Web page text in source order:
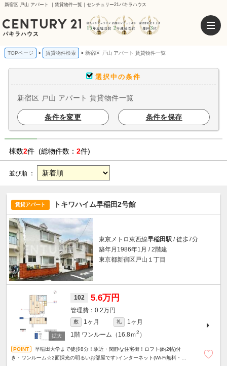
新宿区 戸山 アパート ｜賃貸物件一覧｜センチュリー21パキラハウス
TOPページ 賃貸物件検索 新宿区 戸山 アパート 賃貸物件一覧
選択中の条件
新宿区 戸山 アパート 賃貸物件一覧
条件を変更 条件を保存
棟数2件 (総物件数： 2件)
並び順 ：
賃貸アパート トキワハイム早稲田2号館
東京メトロ東西線早稲田駅 / 徒歩7分
築年月1986年1月 / 2階建
東京都新宿区戸山１丁目
102 5.6万円
0.2万円
敷 1ヶ月 礼
1ヶ月
1階 ワンルーム（16.8ｍ2 ）
早稲田大学まで徒歩8分！駅近・閑静な住宅街！ロフト(約2帖)付
き・ワンルーム☆2面採光の明るいお部屋です♪インターネット(Wi-Fi無料・